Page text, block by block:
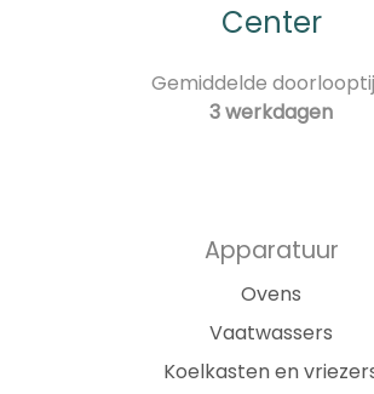
Center
Gemiddelde
3 werkdagen
Apparatuur
Ovens
Vaatwassers
Koelkasten en